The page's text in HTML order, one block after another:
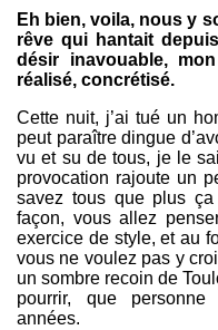
Eh bien, voila, nous y
rêve qui hantait
désir inavouable,
réalisé, concrétisé.
Cette nuit, j’ai tué un
peut paraître dingue
vu et su de tous, je le
provocation rajoute un
savez tous que plus
façon, vous allez
exercice de style, et au
vous ne voulez pas y
un sombre recoin de
pourrir, que
années.